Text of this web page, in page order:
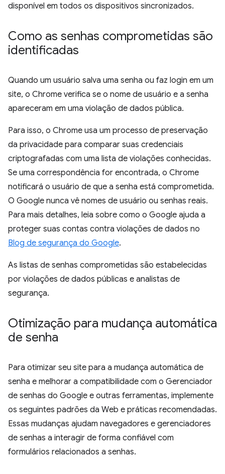
disponível em todos os dispositivos sincronizados.
Como as senhas comprometidas são
identificadas
Quando um usuário salva uma senha ou faz login em um
site, o Chrome verifica se o nome de usuário e a senha
apareceram em uma violação de dados pública.
Para isso, o Chrome usa um processo de preservação
da privacidade para comparar suas credenciais
criptografadas com uma lista de violações conhecidas.
Se uma correspondência for encontrada, o Chrome
notificará o usuário de que a senha está comprometida.
O Google nunca vê nomes de usuário ou senhas reais.
Para mais detalhes, leia sobre como o Google ajuda a
proteger suas contas contra violações de dados no
Blog de segurança do Google.
As listas de senhas comprometidas são estabelecidas
por violações de dados públicas e analistas de
segurança.
Otimização para mudança automática
de senha
Para otimizar seu site para a mudança automática de
senha e melhorar a compatibilidade com o Gerenciador
de senhas do Google e outras ferramentas, implemente
os seguintes padrões da Web e práticas recomendadas.
Essas mudanças ajudam navegadores e gerenciadores
de senhas a interagir de forma confiável com
formulários relacionados a senhas.